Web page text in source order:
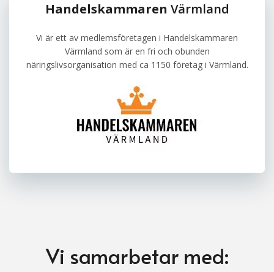
Handelskammaren Värmland
Vi är ett av medlemsföretagen i Handelskammaren
Värmland som är en fri och obunden
näringslivsorganisation med ca 1150 företag i Värmland.
Vi samarbetar med: